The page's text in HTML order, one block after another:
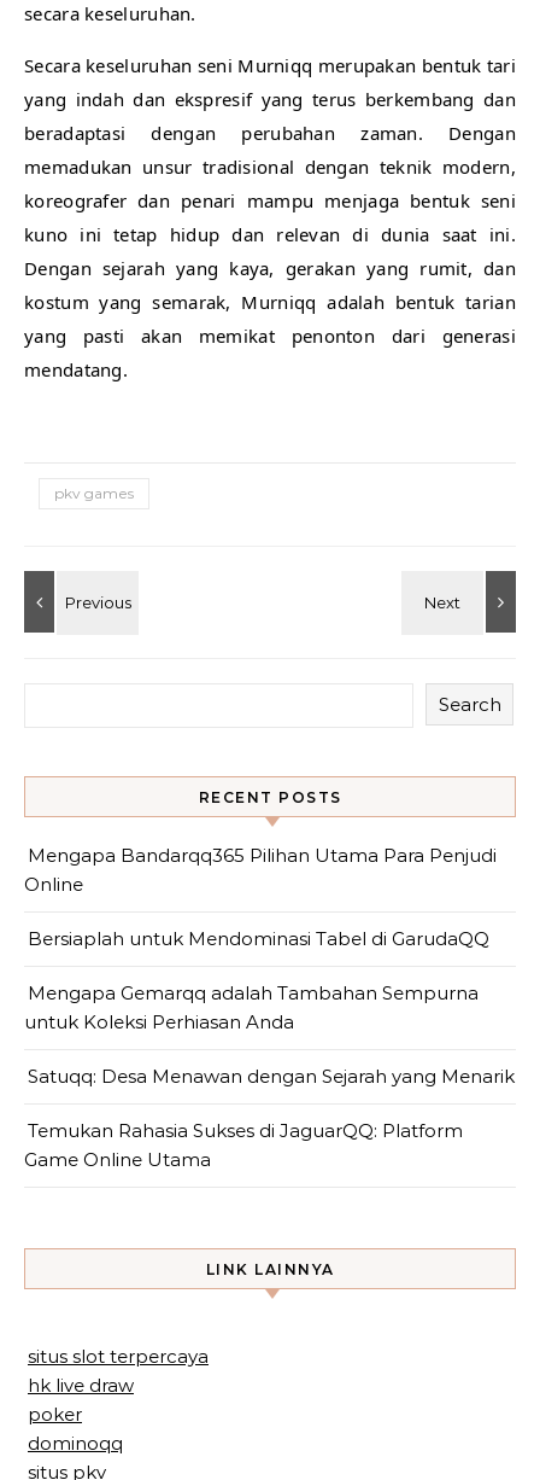
secara keseluruhan.
Secara keseluruhan seni Murniqq merupakan bentuk tari
yang indah dan ekspresif yang terus berkembang dan
beradaptasi dengan perubahan zaman. Dengan
memadukan unsur tradisional dengan teknik modern,
koreografer dan penari mampu menjaga bentuk seni
kuno ini tetap hidup dan relevan di dunia saat ini.
Dengan sejarah yang kaya, gerakan yang rumit, dan
kostum yang semarak, Murniqq adalah bentuk tarian
yang pasti akan memikat penonton dari generasi
mendatang.
pkv games
Search
RECENT POSTS
Mengapa Bandarqq365 Pilihan Utama Para Penjudi
Online
Bersiaplah untuk Mendominasi Tabel di GarudaQQ
Mengapa Gemarqq adalah Tambahan Sempurna
untuk Koleksi Perhiasan Anda
Satuqq: Desa Menawan dengan Sejarah yang Menarik
Temukan Rahasia Sukses di JaguarQQ: Platform
Game Online Utama
LINK LAINNYA
situs slot terpercaya
hk live draw
poker
dominoqq
situs pkv